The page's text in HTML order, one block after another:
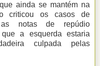
ainda se mantém na
criticou os casos de
as notas de repúdio
a esquerda estaria
culpada pelas